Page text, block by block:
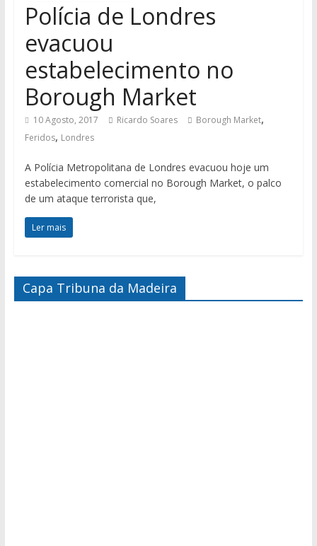
Polícia de Londres
evacuou
estabelecimento no
Borough Market
10 Agosto, 2017 Ricardo Soares Borough Market,
Feridos, Londres
A Polícia Metropolitana de Londres evacuou hoje um
estabelecimento comercial no Borough Market, o palco
de um ataque terrorista que,
Ler mais
Capa Tribuna da Madeira